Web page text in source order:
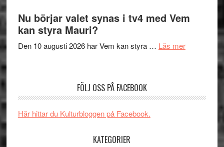
och
Shadow
Edge
spännande
Nu börjar valet synas i tv4 med Vem
kan styra Mauri?
Den 10 augusti 2026 har Vem kan styra … Läs merom
FÖLJ OSS PÅ FACEBOOK
Här hittar du Kulturbloggen på Facebook.
KATEGORIER